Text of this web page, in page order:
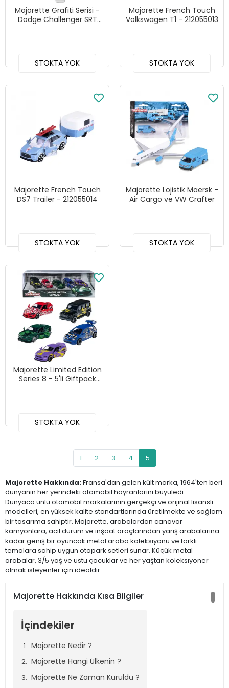
Majorette Grafiti Serisi -
Dodge Challenger SRT
STOKTA YOK
Majorette French Touch
Volkswagen T1 - 212055013
STOKTA YOK
Majorette French Touch
DS7 Trailer - 212055014
STOKTA YOK
Majorette Lojistik Maersk -
Air Cargo ve VW Crafter
STOKTA YOK
Majorette Limited Edition
Series 8 - 5'li Giftpack
STOKTA YOK
1 2 3 4 5
Majorette Hakkında:Fransa'dan gelen kült marka, 1964'ten beri
dünyanın her yerindeki otomobil hayranlarını büyüledi.
Dünyaca ünlü otomobil markalarının gerçekçi ve orijinal lisanslı
modelleri, en yüksek kalite standartlarında üretilmekte ve sağlam
bir tasarıma sahiptir. Majorette, arabalardan canavar
kamyonlara, acil durum ve inşaat araçlarından yarış arabalarına
kadar geniş bir oyuncak metal araba koleksiyonu ve farklı
temalara sahip uygun otopark setleri sunar. Küçük metal
arabalar, 3/5 yaş ve üstü çocuklar ve her yaştan koleksiyoner
olmak isteyenler için idealdir.
Majorette Hakkında Kısa Bilgiler
İçindekiler
Majorette Nedir ?
Majorette Hangi Ülkenin ?
Majorette Ne Zaman Kuruldu ?